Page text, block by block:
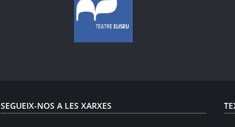
SEGUEIX-NOS A LES XARXES